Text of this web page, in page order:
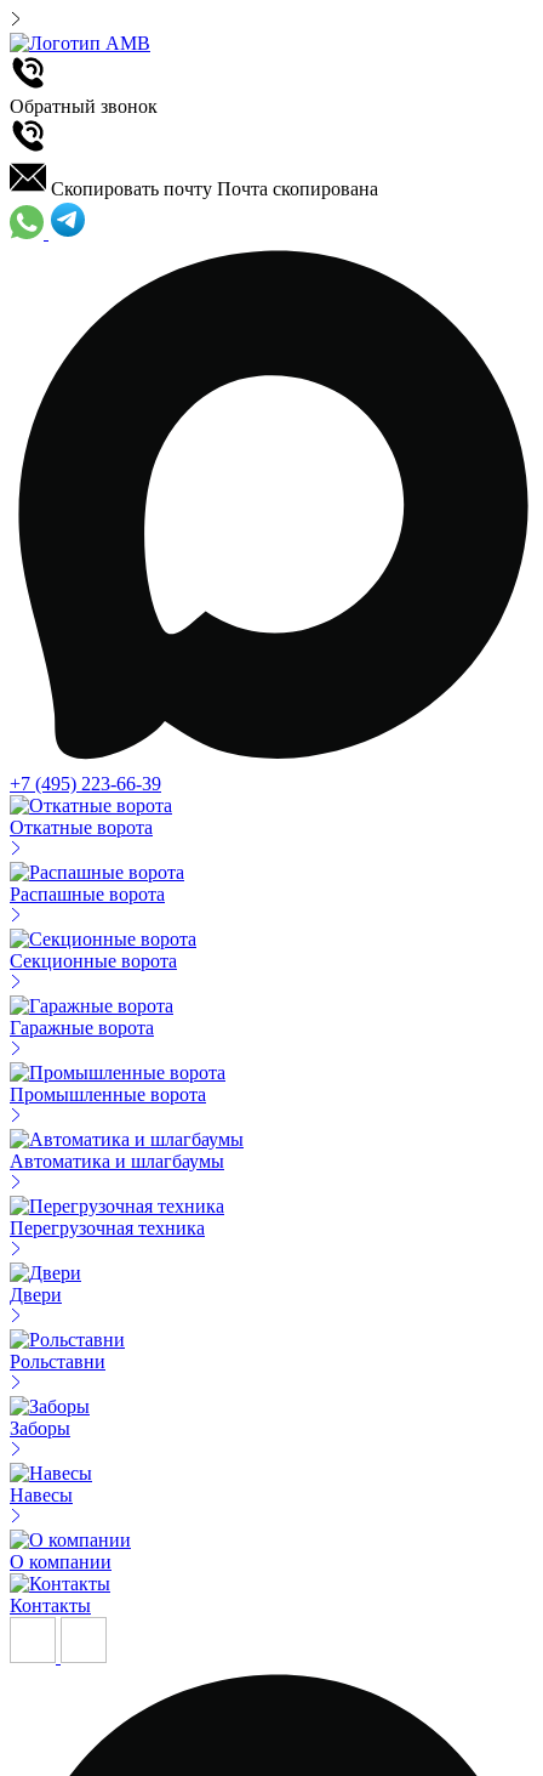
Обратный звонок
Скопировать почту Почта скопирована
+7 (495) 223-66-39
Откатные ворота
Распашные ворота
Секционные ворота
Гаражные ворота
Промышленные ворота
Автоматика и шлагбаумы
Перегрузочная техника
Двери
Рольставни
Заборы
Навесы
О компании
Контакты